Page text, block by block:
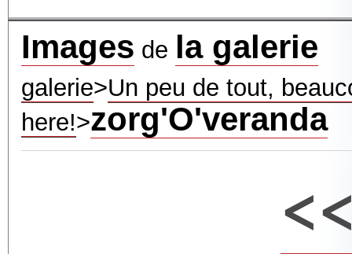
Images de la galerie
galerie>Un peu de tout,
here!>zorg'O'veranda